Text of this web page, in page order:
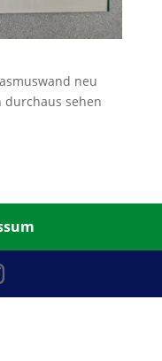
neu
durchaus sehen